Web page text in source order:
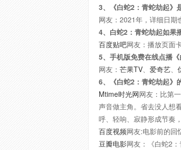
3、《白蛇2：青蛇劫起》
网友：2021年，详细日期
4、白蛇2：青蛇劫起如果
百度贴吧网友：播放页面
5、手机版免费在线点播
网友： 芒果TV 爱奇艺
6、《白蛇2：青蛇劫起》
Mtime时光网网友：比第
声音做主角。省去没人想
呼、轻响、寂静形成节奏
百度视频网友:电影前的回
豆瓣电影网友：《白蛇2